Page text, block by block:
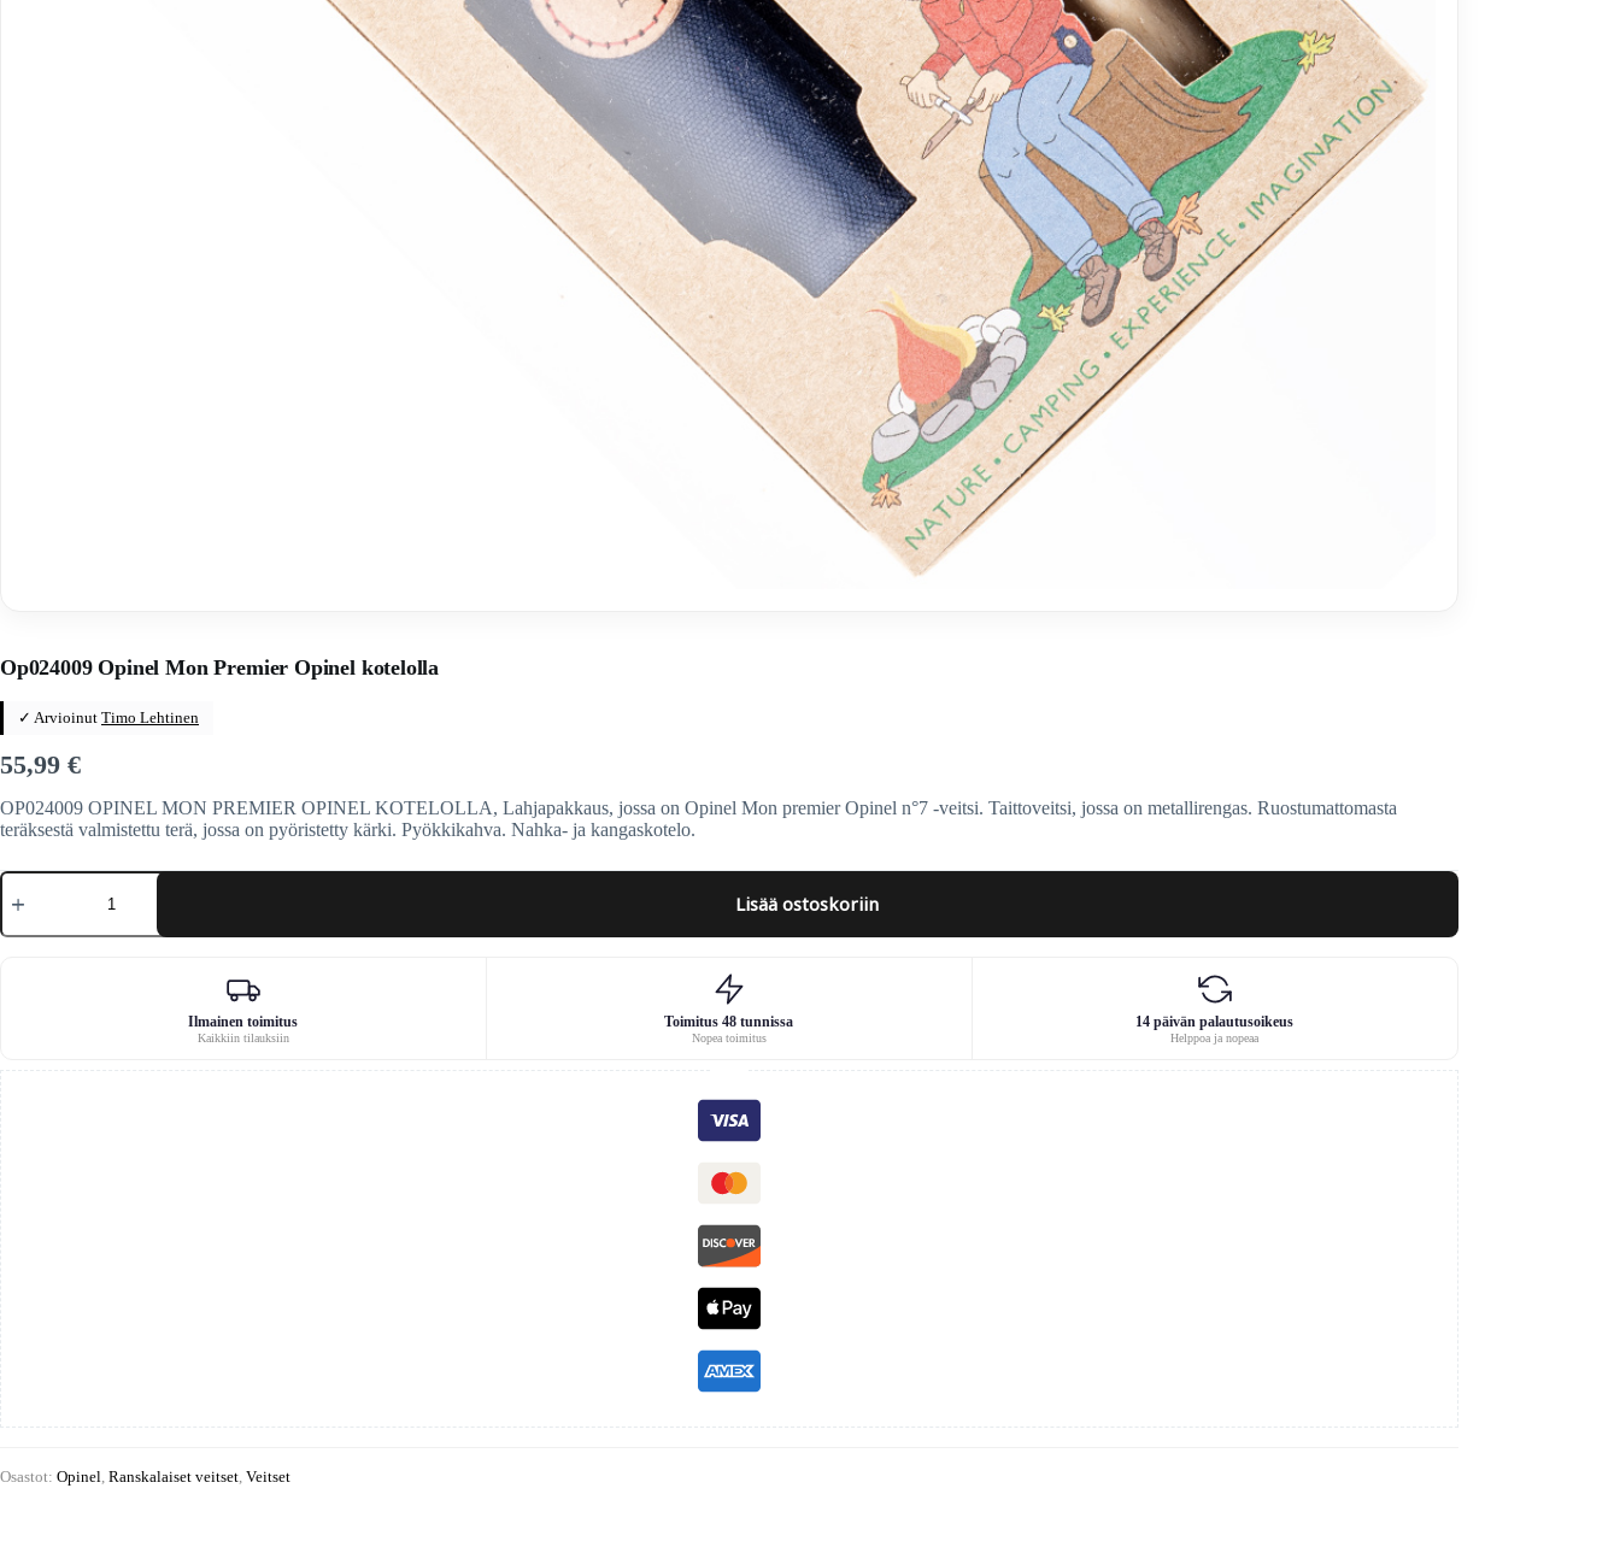
Op024009 Opinel Mon Premier Opinel kotelolla
✓ Arvioinut Timo Lehtinen
55,99 €
OP024009 OPINEL MON PREMIER OPINEL KOTELOLLA, Lahjapakkaus, jossa on Opinel Mon premier Opinel n°7 -veitsi. Taittoveitsi, jossa on metallirengas. Ruostumattomasta
teräksestä valmistettu terä, jossa on pyöristetty kärki. Pyökkikahva. Nahka- ja kangaskotelo.
Op024009
Opinel
Premier
Lisää ostoskoriin
Ilmainen toimitus
Kaikkiin tilauksiin
Toimitus 48 tunnissa
Nopea toimitus
14 päivän palautusoikeus
Helppoa ja nopeaa
Osastot: Opinel Ranskalaiset veitset Veitset